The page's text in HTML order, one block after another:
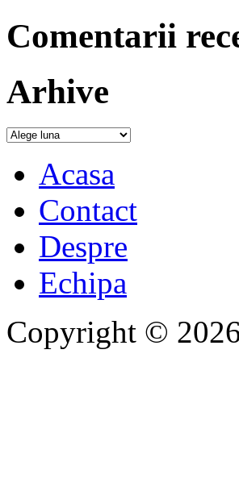
Comentarii
Arhive
Acasa
Contact
Despre
Echipa
Copyright ©